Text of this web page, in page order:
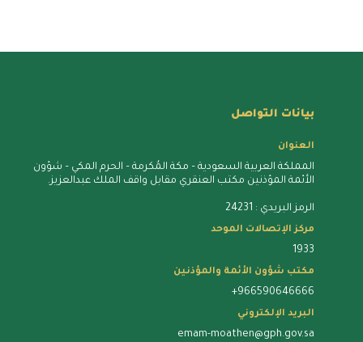
بيانات التواصل
العنوان
المملكة العربية السعودية – مكة المُكرمة – الحرم المكي – شؤون
الأئمة المؤذنين مكتب العنقري مقابل واقف الملك عبدالعزيز.
الرمز البريدي : 24231
مركز الإتصالات الموحد
1933
مكتب شؤون الأئمة والمؤذنين
+966590646666
البريد الإلكتروني
emam-moathen@gph.gov.sa